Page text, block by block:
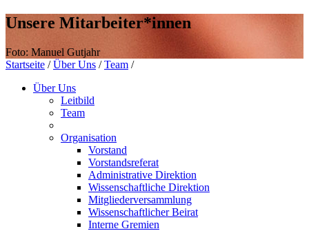
Unsere Mitarbeiter*innen
Foto: Manuel Gutjahr
Startseite / Über Uns / Team /
Über Uns
Leitbild
Team
Organisation
Vorstand
Vorstandsreferat
Administrative Direktion
Wissenschaftliche Direktion
Mitgliederversammlung
Wissenschaftlicher Beirat
Interne Gremien